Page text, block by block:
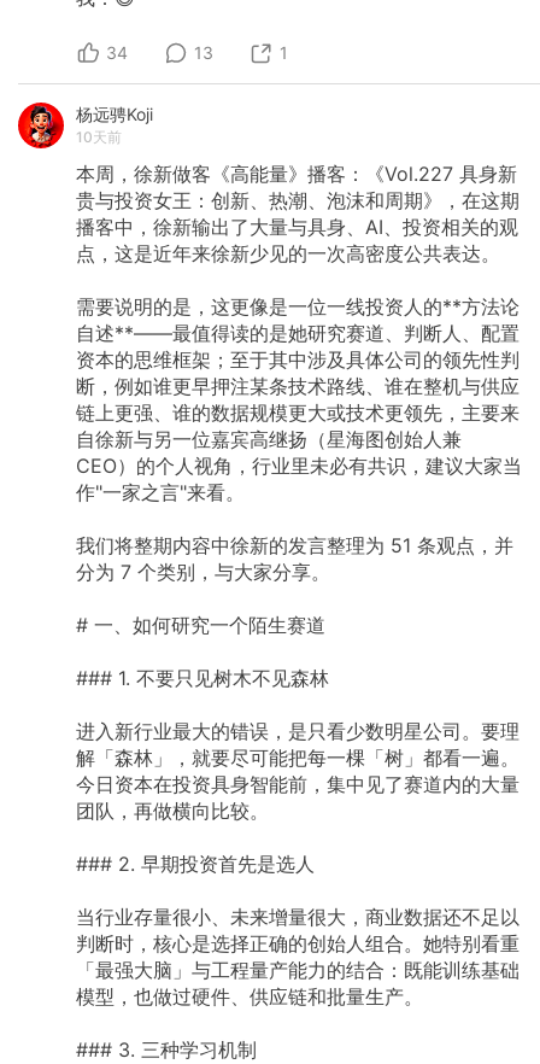
34 13 1
杨远骋Koji
10天前
本周，徐新做客《高能量》播客：《Vol.227 具身新
贵与投资女王：创新、热潮、泡沫和周期》，在这期
播客中，徐新输出了大量与具身、AI、投资相关的观
点，这是近年来徐新少见的一次高密度公共表达。
需要说明的是，这更像是一位一线投资人的**方法论
自述**——最值得读的是她研究赛道、判断人、配置
资本的思维框架；至于其中涉及具体公司的领先性判
断，例如谁更早押注某条技术路线、谁在整机与供应
链上更强、谁的数据规模更大或技术更领先，主要来
自徐新与另一位嘉宾高继扬（星海图创始人兼
CEO）的个人视角，行业里未必有共识，建议大家当
作"一家之言"来看。
我们将整期内容中徐新的发言整理为 51 条观点，并
分为 7 个类别，与大家分享。
# 一、如何研究一个陌生赛道
### 1. 不要只见树木不见森林
进入新行业最大的错误，是只看少数明星公司。要理
解「森林」，就要尽可能把每一棵「树」都看一遍。
今日资本在投资具身智能前，集中见了赛道内的大量
团队，再做横向比较。
### 2. 早期投资首先是选人
当行业存量很小、未来增量很大，商业数据还不足以
判断时，核心是选择正确的创始人组合。她特别看重
「最强大脑」与工程量产能力的结合：既能训练基础
模型，也做过硬件、供应链和批量生产。
### 3. 三种学习机制